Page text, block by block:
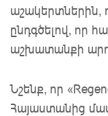
աշակերտներին,
ընդգծելով, որ
աշխատանքի
Նշենք, որ
Հայաստանից